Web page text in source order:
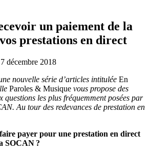
un paiement de la
prestations en direct
décembre 2018
nouvelle série d’articles intitulée En
Paroles & Musique vous propose des
questions les plus fréquemment posées par
Au tour des redevances de prestation en
payer pour une prestation en direct
SOCAN ?